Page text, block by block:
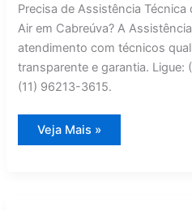
Precisa de Assistência
Air em Cabreúva? A
atendimento com técnicos
transparente e garantia. Ligue:
(11) 96213-3615.
Máquina
de
Veja Mais »